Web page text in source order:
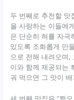
두 번째로 추천할 맛
을 사랑하는 이들에
은 단순히 혀를 자극
있도록 조화롭게 만
으로 전해 내려오며,
이와 함께 제공되는
궈 먹으면 그 맛이